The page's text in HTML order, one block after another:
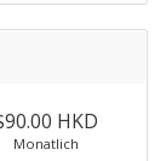
HKD
Monatlich